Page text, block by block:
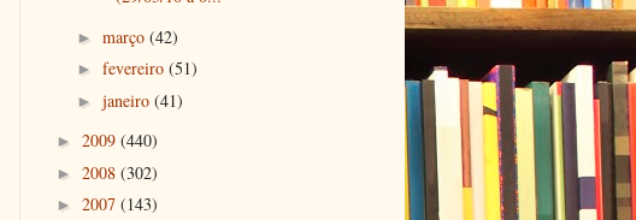
► março (42)
► fevereiro (51)
► janeiro (41)
► 2009 (440)
► 2008 (302)
► 2007 (143)